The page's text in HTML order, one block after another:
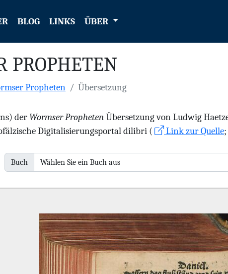
BLOG LINKS ÜBER
PROPHETEN
Propheten Übersetzung
der Wormser ProphetenÜbersetzung von Ludwig
Digitalisierungsportal dilibri (
Link zur Quelle
Buch